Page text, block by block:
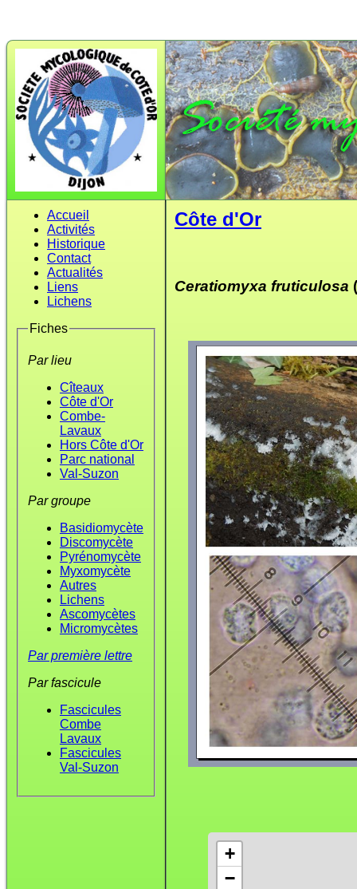
Accueil
Activités
Historique
Contact
Actualités
Liens
Lichens
Fiches
Par lieu
Cîteaux
Côte d'Or
Combe-
Lavaux
Hors Côte d'Or
Parc national
Val-Suzon
Par groupe
Basidiomycète
Discomycète
Pyrénomycète
Myxomycète
Autres
Lichens
Ascomycètes
Micromycètes
Par première lettre
Par fascicule
Fascicules
Combe
Lavaux
Fascicules
Val-Suzon
Côte d'Or
Ceratiomyxa fruticulosa
+
−